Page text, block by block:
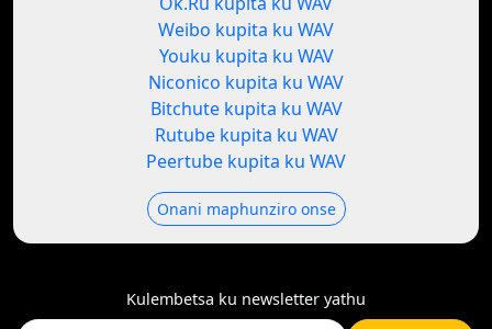
Weibo kupita ku WAV
Youku kupita ku WAV
Niconico kupita ku WAV
Bitchute kupita ku WAV
Rutube kupita ku WAV
Peertube kupita ku WAV
Onani maphunziro onse
Kulembetsa ku newsletter yathu